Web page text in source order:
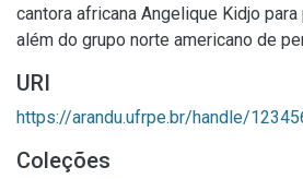
cantora africana Angelique Kidjo
além do grupo norte americano de
URI
https://arandu.ufrpe.br/handle/
Coleções